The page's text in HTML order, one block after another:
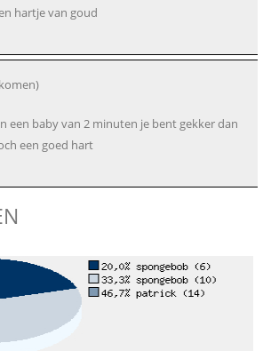
hartje van goud
een baby van 2 minuten je bent gekker dan
een goed hart